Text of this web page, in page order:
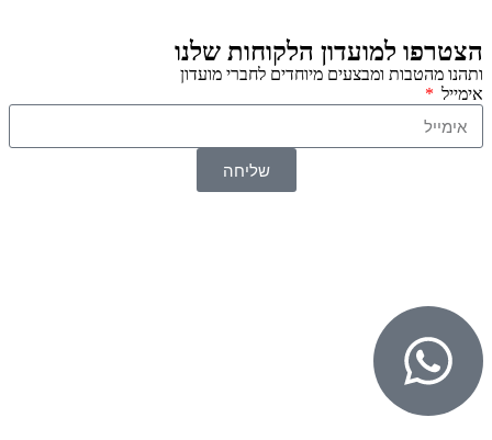
הצטרפו למועדון הלקוחות שלנו
ותהנו מהטבות ומבצעים מיוחדים לחברי מועדון
אימייל
שליחה